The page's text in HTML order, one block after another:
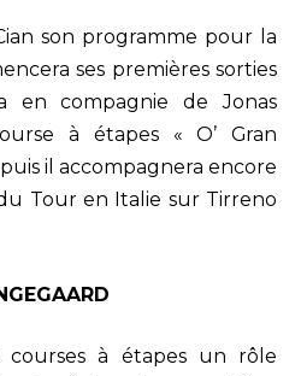
son programme pour la
ses premières sorties
en compagnie de Jonas
à étapes « O’ Gran
il accompagnera encore
Tour en Italie sur Tirreno
courses à étapes un rôle